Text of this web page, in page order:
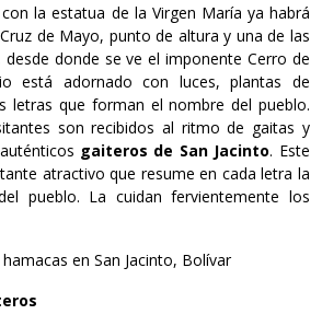
la estatua de la Virgen María ya habrá
de Mayo, punto de altura y una de las
donde se ve el imponente Cerro de
está adornado con luces, plantas de
letras que forman el nombre del pueblo.
son recibidos al ritmo de gaitas y
gaiteros de San Jacinto. Este
atractivo que resume en cada letra la
pueblo. La cuidan fervientemente los